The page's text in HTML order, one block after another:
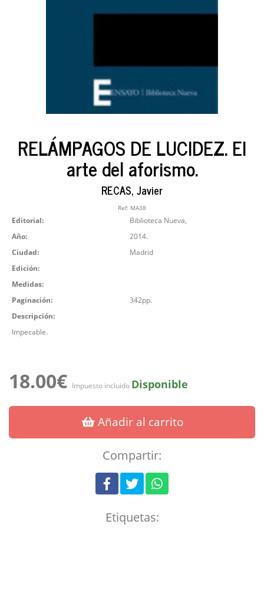
RELÁMPAGOS DE LUCIDEZ. El
arte del aforismo.
RECAS, Javier
Ref: MA38
Editorial:
Biblioteca Nueva,
Año:
2014.
Ciudad:
Madrid
Edición:
Medidas:
Paginación:
342pp.
Descripción:
Impecable.
18.00€ Impuesto incluido Disponible
Añadir al carrito
Compartir:
Etiquetas: